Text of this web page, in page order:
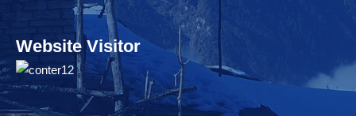
Website Visitor